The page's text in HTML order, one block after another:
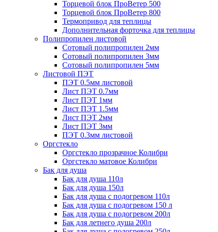
Торцевой блок ПроВетер 500
Торцевой блок ПроВетер 800
Термопривод для теплицы
Дополнительная форточка для теплицы
Полипропилен листовой
Сотовый полипропилен 2мм
Сотовый полипропилен 3мм
Сотовый полипропилен 5мм
Листовой ПЭТ
ПЭТ 0.5мм листовой
Лист ПЭТ 0.7мм
Лист ПЭТ 1мм
Лист ПЭТ 1.5мм
Лист ПЭТ 2мм
Лист ПЭТ 3мм
ПЭТ 0.3мм листовой
Оргстекло
Оргстекло прозрачное Колибри
Оргстекло матовое Колибри
Бак для душа
Бак для душа 110л
Бак для душа 150л
Бак для душа с подогревом 110л
Бак для душа с подогревом 150 л
Бак для душа с подогревом 200л
Бак для летнего душа 200л